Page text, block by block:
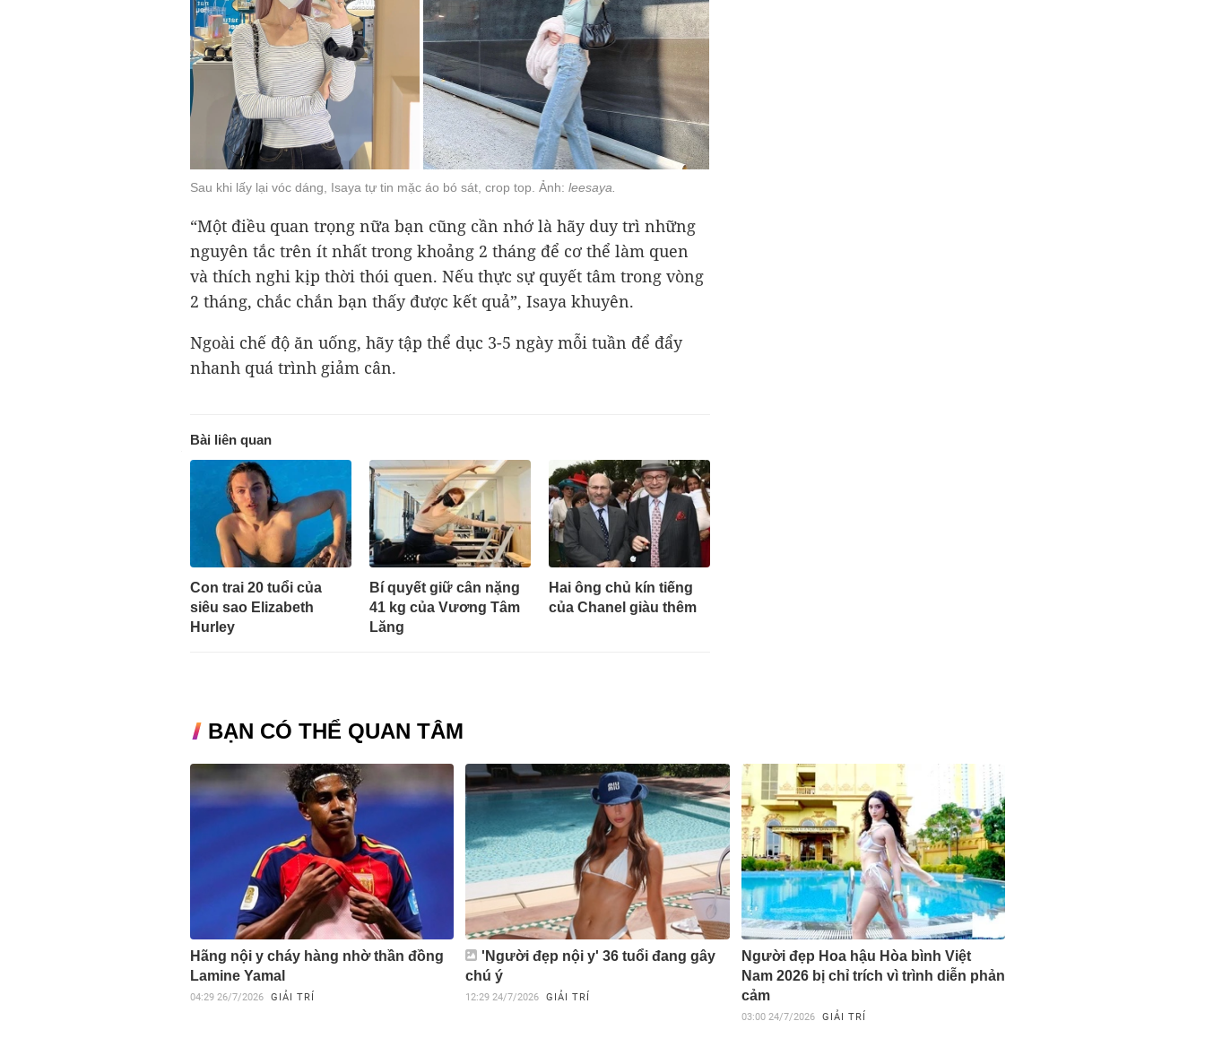
Sau khi lấy lại vóc dáng, Isaya tự tin mặc áo bó sát, crop top. Ảnh: leesaya.
“Một điều quan trọng nữa bạn cũng cần nhớ là hãy duy trì những
nguyên tắc trên ít nhất trong khoảng 2 tháng để cơ thể làm quen
và thích nghi kịp thời thói quen. Nếu thực sự quyết tâm trong vòng
2 tháng, chắc chắn bạn thấy được kết quả”, Isaya khuyên.
Ngoài chế độ ăn uống, hãy tập thể dục 3-5 ngày mỗi tuần để đẩy
nhanh quá trình giảm cân.
Bài liên quan
Con trai 20 tuổi của
siêu sao Elizabeth
Hurley
Bí quyết giữ cân nặng
41 kg của Vương Tâm
Lăng
Hai ông chủ kín tiếng
của Chanel giàu thêm
BẠN CÓ THỂ QUAN TÂM
Hãng nội y cháy hàng nhờ thần đồng
Lamine Yamal
04:29 26/7/2026 GIẢI TRÍ
'Người đẹp nội y' 36 tuổi đang gây
chú ý
12:29 24/7/2026 GIẢI TRÍ
Người đẹp Hoa hậu Hòa bình Việt
Nam 2026 bị chỉ trích vì trình diễn phản
cảm
03:00 24/7/2026 GIẢI TRÍ